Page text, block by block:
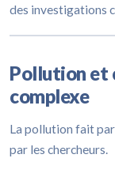
des investigations
Pollution et
complexe
La pollution fait
par les chercheurs.